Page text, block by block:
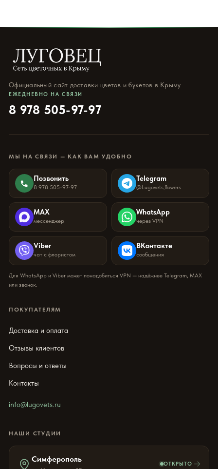
Официальный сайт доставки цветов и букетов в Крыму
ЕЖЕДНЕВНО НА СВЯЗИ
8 978 505-97-97
МЫ НА СВЯЗИ — КАК ВАМ УДОБНО
Позвонить
8 978 505-97-97
Telegram
@Lugovets_flowers
MAX
мессенджер
WhatsApp
через VPN
Viber
чат с флористом
ВКонтакте
сообщения
Для WhatsApp и Viber может понадобиться VPN — надёжнее Telegram, MAX
или звонок.
ПОКУПАТЕЛЯМ
Доставка и оплата
Отзывы клиентов
Вопросы и ответы
Контакты
info@lugovets.ru
НАШИ СТУДИИ
Симферополь
ОТКРЫТО →